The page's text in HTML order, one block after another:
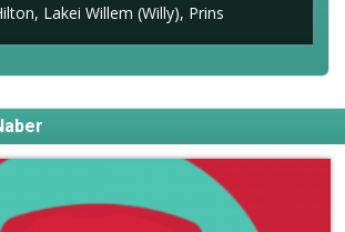
Lakei Willem (Willy), Prins